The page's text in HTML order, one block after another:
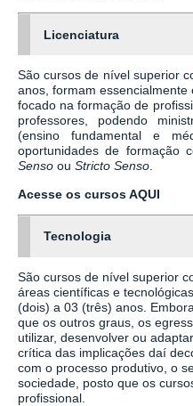
Licenciatura
São cursos de nível superior
anos, formam
focado na formação de
professores, podendo
(ensino fundamental e
oportunidades de formação
Senso ou Stricto Senso.
Acesse os cursos AQUI
Tecnologia
São cursos de nível superior
áreas científicas e
(dois) a 03 (três) anos.
que os outros graus, os
utilizar, desenvolver ou
crítica das implicações daí
com o processo produtivo, o
sociedade, posto que os
profissional.